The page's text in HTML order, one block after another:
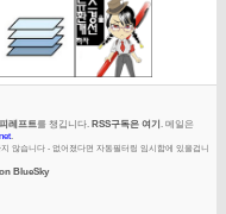
레프트를 챙깁니다. RSS구독은 여기 . 메일은
않습니다 - 없어졌다면 자동필터링 임시함에 있을겁니
BlueSky